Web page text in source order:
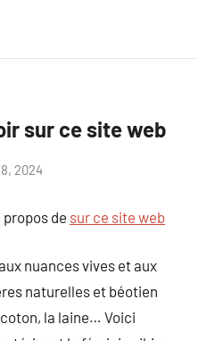
sur ce site web
2024
de sur ce site web
nuances vives et aux
naturelles et béotien
la laine… Voici